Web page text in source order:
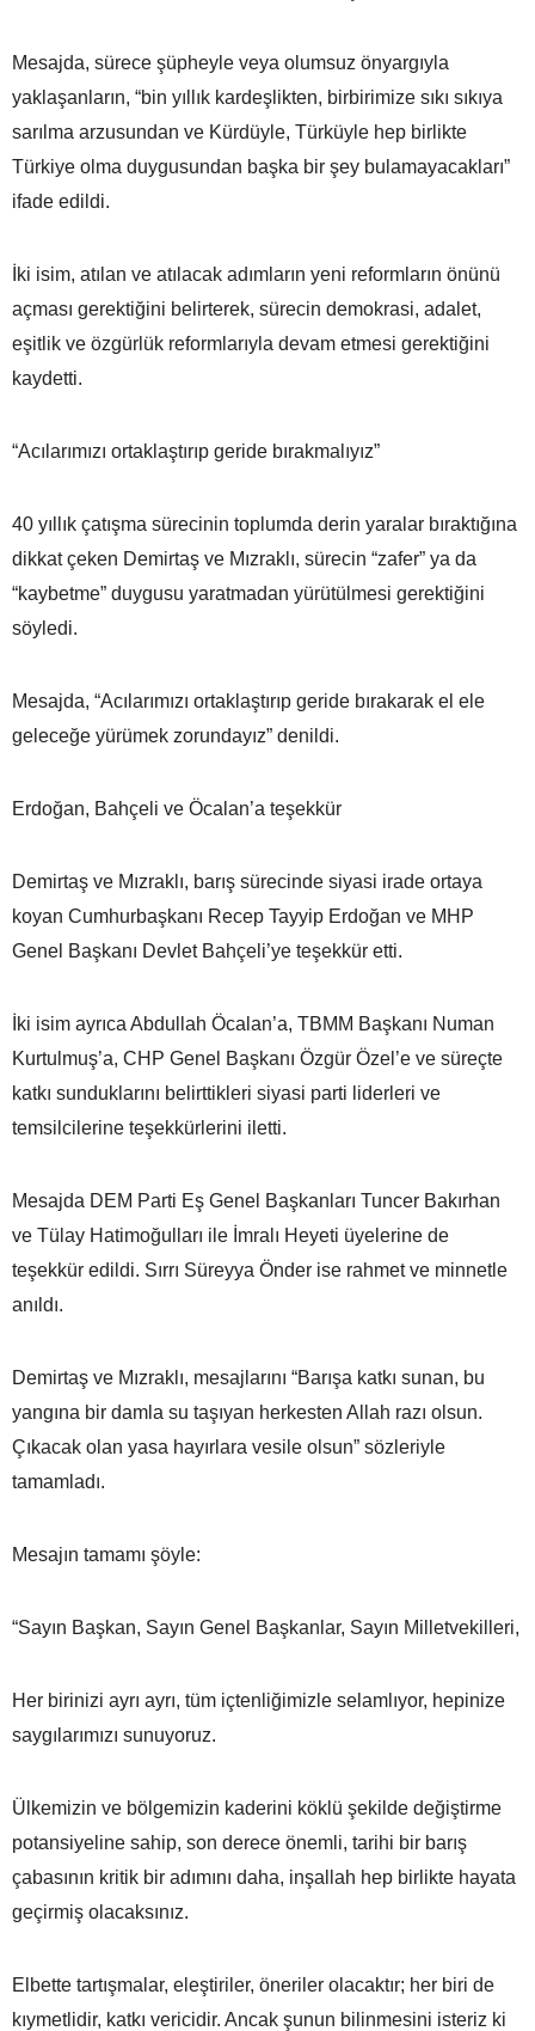
Mesajda, sürece şüpheyle veya olumsuz önyargıyla
yaklaşanların, “bin yıllık kardeşlikten, birbirimize sıkı sıkıya
sarılma arzusundan ve Kürdüyle, Türküyle hep birlikte
Türkiye olma duygusundan başka bir şey bulamayacakları”
ifade edildi.
İki isim, atılan ve atılacak adımların yeni reformların önünü
açması gerektiğini belirterek, sürecin demokrasi, adalet,
eşitlik ve özgürlük reformlarıyla devam etmesi gerektiğini
kaydetti.
“Acılarımızı ortaklaştırıp geride bırakmalıyız”
40 yıllık çatışma sürecinin toplumda derin yaralar bıraktığına
dikkat çeken Demirtaş ve Mızraklı, sürecin “zafer” ya da
“kaybetme” duygusu yaratmadan yürütülmesi gerektiğini
söyledi.
Mesajda, “Acılarımızı ortaklaştırıp geride bırakarak el ele
geleceğe yürümek zorundayız” denildi.
Erdoğan, Bahçeli ve Öcalan’a teşekkür
Demirtaş ve Mızraklı, barış sürecinde siyasi irade ortaya
koyan Cumhurbaşkanı Recep Tayyip Erdoğan ve MHP
Genel Başkanı Devlet Bahçeli’ye teşekkür etti.
İki isim ayrıca Abdullah Öcalan’a, TBMM Başkanı Numan
Kurtulmuş’a, CHP Genel Başkanı Özgür Özel’e ve süreçte
katkı sunduklarını belirttikleri siyasi parti liderleri ve
temsilcilerine teşekkürlerini iletti.
Mesajda DEM Parti Eş Genel Başkanları Tuncer Bakırhan
ve Tülay Hatimoğulları ile İmralı Heyeti üyelerine de
teşekkür edildi. Sırrı Süreyya Önder ise rahmet ve minnetle
anıldı.
Demirtaş ve Mızraklı, mesajlarını “Barışa katkı sunan, bu
yangına bir damla su taşıyan herkesten Allah razı olsun.
Çıkacak olan yasa hayırlara vesile olsun” sözleriyle
tamamladı.
Mesajın tamamı şöyle:
“Sayın Başkan, Sayın Genel Başkanlar, Sayın Milletvekilleri,
Her birinizi ayrı ayrı, tüm içtenliğimizle selamlıyor, hepinize
saygılarımızı sunuyoruz.
Ülkemizin ve bölgemizin kaderini köklü şekilde değiştirme
potansiyeline sahip, son derece önemli, tarihi bir barış
çabasının kritik bir adımını daha, inşallah hep birlikte hayata
geçirmiş olacaksınız.
Elbette tartışmalar, eleştiriler, öneriler olacaktır; her biri de
kıymetlidir, katkı vericidir. Ancak şunun bilinmesini isteriz ki